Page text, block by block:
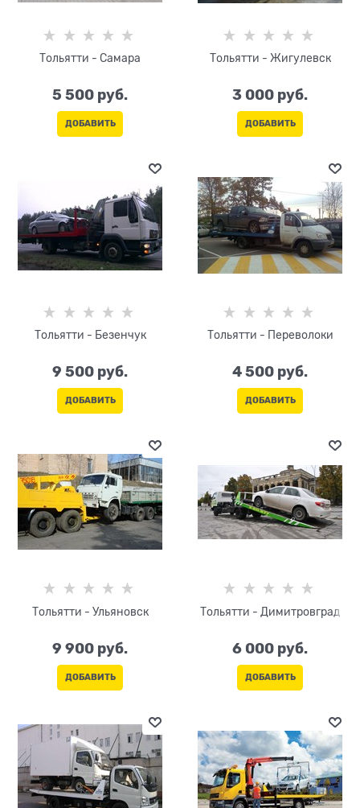
Тольятти - Самара
5 500 руб.
ДОБАВИТЬ
Тольятти - Жигулевск
3 000 руб.
ДОБАВИТЬ
Тольятти - Безенчук
9 500 руб.
ДОБАВИТЬ
Тольятти - Переволоки
4 500 руб.
ДОБАВИТЬ
Тольятти - Ульяновск
9 900 руб.
ДОБАВИТЬ
Тольятти - Димитровград
6 000 руб.
ДОБАВИТЬ